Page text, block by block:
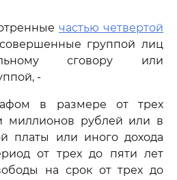
частью четвертой
группой лиц
сговору или
-
в размере от трех
миллионов рублей или в
платы или иного дохода
от трех до пяти лет
на срок от трех до